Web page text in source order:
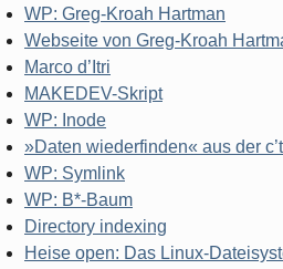
WP: Greg-Kroah Hartman
Webseite von Greg-Kroah
Marco d’Itri
MAKEDEV-Skript
WP: Inode
»Daten wiederfinden« aus der
WP: Symlink
WP: B*-Baum
Directory indexing
Heise open: Das Linux-